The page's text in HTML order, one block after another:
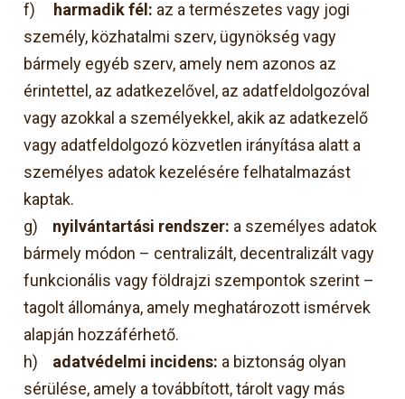
f) harmadik fél: az a természetes vagy jogi
személy, közhatalmi szerv, ügynökség vagy
bármely egyéb szerv, amely nem azonos az
érintettel, az adatkezelővel, az adatfeldolgozóval
vagy azokkal a személyekkel, akik az adatkezelő
vagy adatfeldolgozó közvetlen irányítása alatt a
személyes adatok kezelésére felhatalmazást
kaptak.
g) nyilvántartási rendszer: a személyes adatok
bármely módon – centralizált, decentralizált vagy
funkcionális vagy földrajzi szempontok szerint –
tagolt állománya, amely meghatározott ismérvek
alapján hozzáférhető.
h) adatvédelmi incidens: a biztonság olyan
sérülése, amely a továbbított, tárolt vagy más